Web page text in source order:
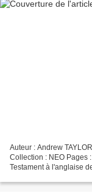
Auteur : Andrew
Collection : NEO Pages
Testament à l'anglaise